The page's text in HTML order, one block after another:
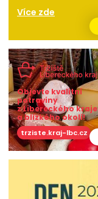
Více zde
Objevte kvalitní
potraviny
z Libereckého kraje
a blízkého okolí!
trziste.kraj-lbc.cz